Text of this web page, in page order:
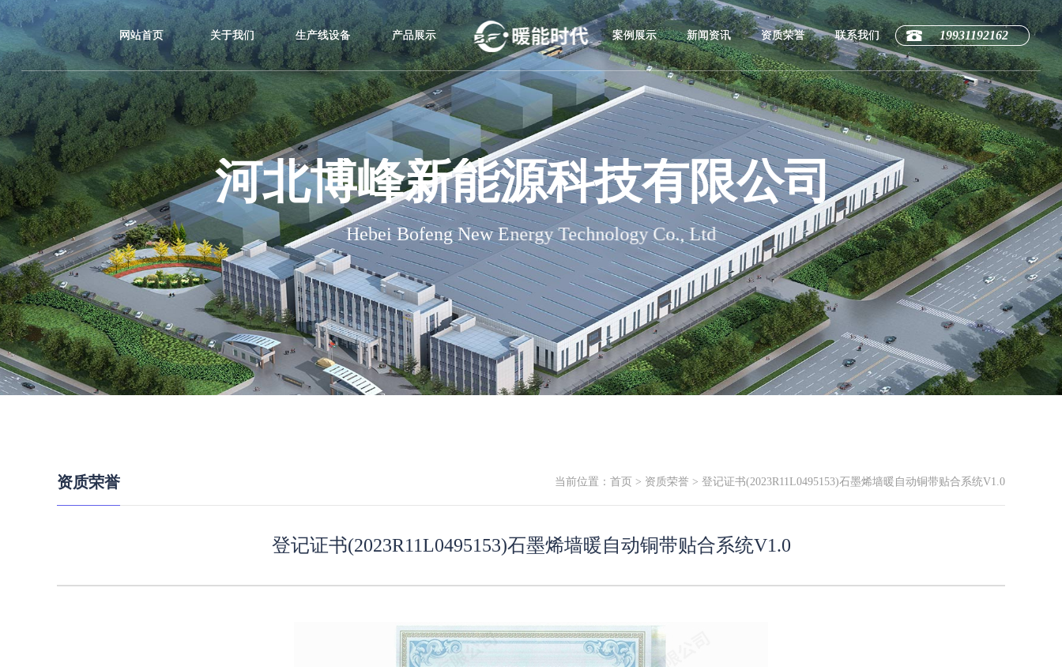
网站首页 关于我们 生产线设备 产品展示 案例展示 新闻资讯 资质荣誉 联系我们 19931192162
河北博峰新能源科技有限公司
Hebei Bofeng New Energy Technology Co., Ltd
资质荣誉 当前位置： 首页 > 资质荣誉 > 登记证书(2023R11L0495153)石墨烯墙暖自动铜带贴合系统V1.0
登记证书(2023R11L0495153)石墨烯墙暖自动铜带贴合系统V1.0